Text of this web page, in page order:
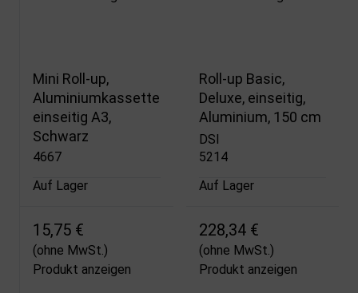
Mini Roll-up,
Aluminiumkassette
einseitig A3,
Schwarz
4667
Auf Lager
15,75 €
(ohne MwSt.)
Produkt anzeigen
Roll-up Basic,
Deluxe, einseitig,
Aluminium, 150 cm
DSI
5214
Auf Lager
228,34 €
(ohne MwSt.)
Produkt anzeigen